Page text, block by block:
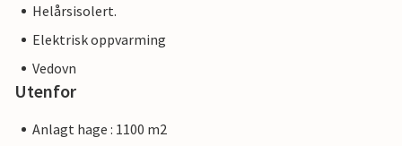
Helårsisolert.
Elektrisk oppvarming
Vedovn
Utenfor
Anlagt hage : 1100 m2